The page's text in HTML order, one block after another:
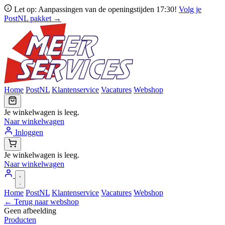
Let op: Aanpassingen van de openingstijden 17:30! Volg je
PostNL pakket →
Home PostNL Klantenservice Vacatures Webshop
Je winkelwagen is leeg.
Naar winkelwagen
Inloggen
Je winkelwagen is leeg.
Naar winkelwagen
Home PostNL Klantenservice Vacatures Webshop
← Terug naar webshop
Geen afbeelding
Producten